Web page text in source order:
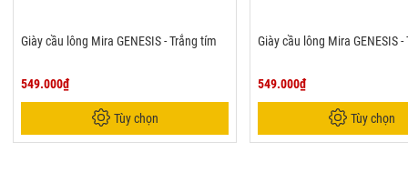
Giày cầu lông Mira GENESIS - Trắng tím
549.000₫
Tùy chọn
Giày cầu lông Mira GENESIS
549.000₫
Tùy chọn